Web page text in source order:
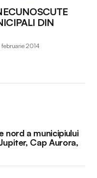
DIN
2014
nord a municipiului
Cap Aurora,